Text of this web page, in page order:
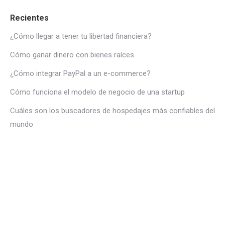
Recientes
¿Cómo llegar a tener tu libertad financiera?
Cómo ganar dinero con bienes raíces
¿Cómo integrar PayPal a un e-commerce?
Cómo funciona el modelo de negocio de una startup
Cuáles son los buscadores de hospedajes más confiables del
mundo